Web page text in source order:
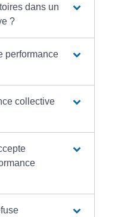
dans un
?
performance
collective